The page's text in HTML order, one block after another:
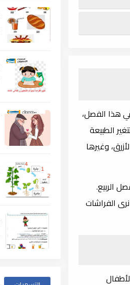
هذا الفصل،
الطبيعة
وغيرها
الربيع.
الفراشات